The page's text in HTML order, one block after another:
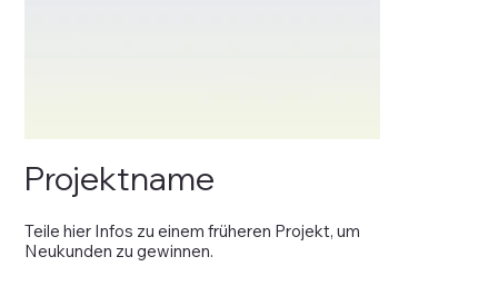
Projektname
Teile hier Infos zu einem früheren Projekt, um
Neukunden zu gewinnen.